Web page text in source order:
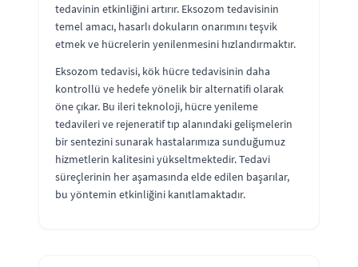
tedavinin etkinliğini artırır. Eksozom tedavisinin
temel amacı, hasarlı dokuların onarımını teşvik
etmek ve hücrelerin yenilenmesini hızlandırmaktır.
Eksozom tedavisi, kök hücre tedavisinin daha
kontrollü ve hedefe yönelik bir alternatifi olarak
öne çıkar. Bu ileri teknoloji, hücre yenileme
tedavileri ve rejeneratif tıp alanındaki gelişmelerin
bir sentezini sunarak hastalarımıza sunduğumuz
hizmetlerin kalitesini yükseltmektedir. Tedavi
süreçlerinin her aşamasında elde edilen başarılar,
bu yöntemin etkinliğini kanıtlamaktadır.